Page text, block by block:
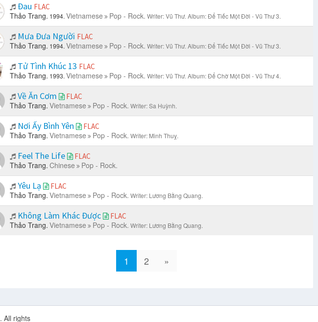
Đau FLAC
Thảo Trang. 1994. Vietnamese Pop - Rock. Writer: Vũ Thư. Album: Để Tiếc Một Đời - Vũ Thư 3.
Mưa Đưa Người FLAC
Thảo Trang. 1994. Vietnamese Pop - Rock. Writer: Vũ Thư. Album: Để Tiếc Một Đời - Vũ Thư 3.
Tử Tình Khúc 13 FLAC
Thảo Trang. 1993. Vietnamese Pop - Rock. Writer: Vũ Thư. Album: Để Chờ Một Đời - Vũ Thư 4.
Về Ăn Cơm FLAC
Thảo Trang. Vietnamese Pop - Rock. Writer: Sa Huỳnh.
Nơi Ấy Bình Yên FLAC
Thảo Trang. Vietnamese Pop - Rock. Writer: Minh Thuỵ.
Feel The Life FLAC
Thảo Trang. Chinese Pop - Rock.
Yêu Lạ FLAC
Thảo Trang. Vietnamese Pop - Rock. Writer: Lương Bằng Quang.
Không Làm Khác Được FLAC
Thảo Trang. Vietnamese Pop - Rock. Writer: Lương Bằng Quang.
1 2 »
. All rights